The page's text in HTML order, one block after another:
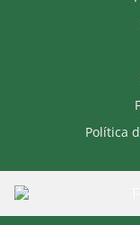
Política